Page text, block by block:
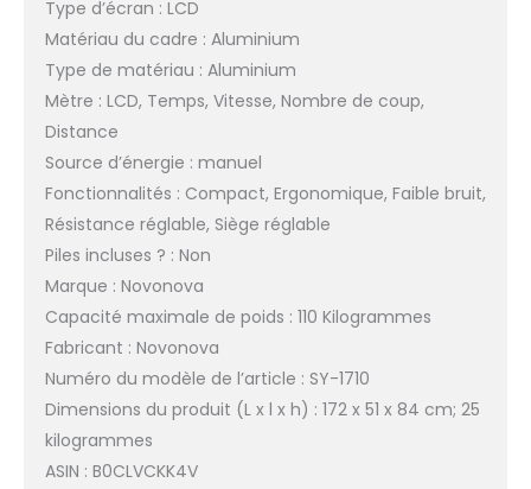
Type d’écran : LCD
Matériau du cadre : Aluminium
Type de matériau : Aluminium
Mètre : LCD, Temps, Vitesse, Nombre de coup,
Distance
Source d’énergie : manuel
Fonctionnalités : Compact, Ergonomique, Faible bruit,
Résistance réglable, Siège réglable
Piles incluses ? : Non
Marque : Novonova
Capacité maximale de poids : 110 Kilogrammes
Fabricant : Novonova
Numéro du modèle de l’article : SY-1710
Dimensions du produit (L x l x h) : 172 x 51 x 84 cm; 25
kilogrammes
ASIN : B0CLVCKK4V